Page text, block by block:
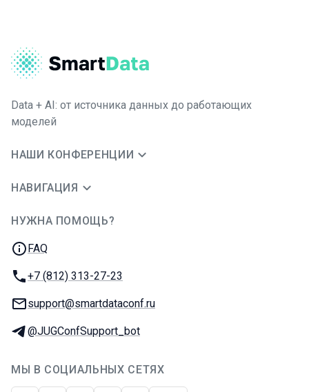
Data + AI: от источника данных до работающих
моделей
НАШИ КОНФЕРЕНЦИИ
НАВИГАЦИЯ
НУЖНА ПОМОЩЬ?
FAQ
Телефон:
+7 (812) 313-27-23
E-mail:
support@smartdataconf.ru
Телеграм:
@JUGConfSupport_bot
МЫ В СОЦИАЛЬНЫХ СЕТЯХ